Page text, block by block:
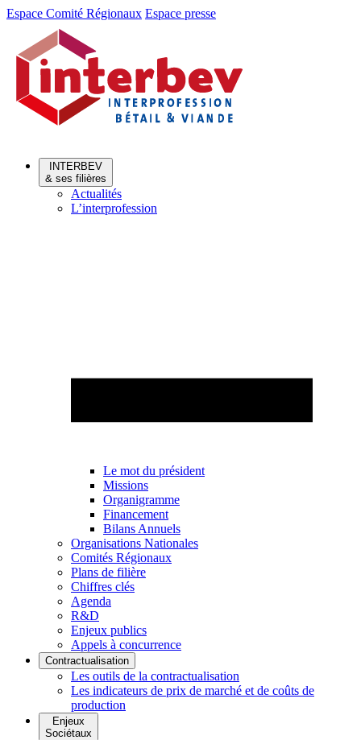
Aller
Aller
contenu
Espace Comité Régionaux Espace presse
INTERBEV
& ses filières
Actualités
L’interprofession
Le mot du président
Missions
Organigramme
Financement
Bilans Annuels
Organisations Nationales
Comités Régionaux
Plans de filière
Chiffres clés
Agenda
R&D
Enjeux publics
Appels à concurrence
Contractualisation
Les outils de la contractualisation
Les indicateurs de prix de marché et de coûts de
production
Enjeux
Sociétaux